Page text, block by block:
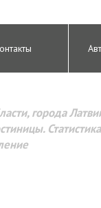
города